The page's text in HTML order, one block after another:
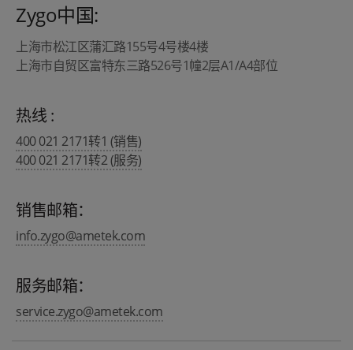
Zygo中国:
上海市松江区蒲汇路155号4号楼4楼
上海市自贸区富特东三路526号1幢2层A1/A4部位
热线 :
400 021 2171转1 (销售)
400 021 2171转2 (服务)
销售邮箱：
info.zygo@ametek.com
服务邮箱：
service.zygo@ametek.com